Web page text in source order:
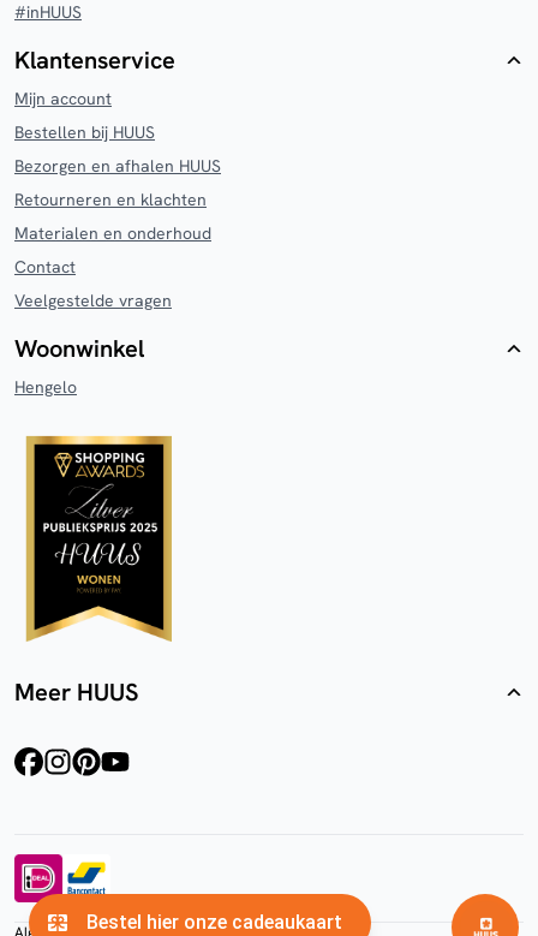
#inHUUS
Klantenservice
Mijn account
Bestellen bij HUUS
Bezorgen en afhalen HUUS
Retourneren en klachten
Materialen en onderhoud
Contact
Veelgestelde vragen
Woonwinkel
Hengelo
Meer HUUS
facebookinstagram
pinterest
youtube